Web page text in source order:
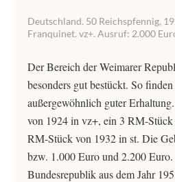
Deutschland. 50 Reichspfennig,
Franquinet. vz+. Ausruf: 2.000
Der Bereich der Weimarer
besonders gut bestückt. So
außergewöhnlich guter
von 1924 in vz+, ein 3 RM-
RM-Stück von 1932 in st. Die
bzw. 1.000 Euro und 2.200
Bundesrepublik aus dem Jahr